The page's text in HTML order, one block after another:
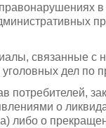
связанные с
дел по
потребителей,
о
либо о